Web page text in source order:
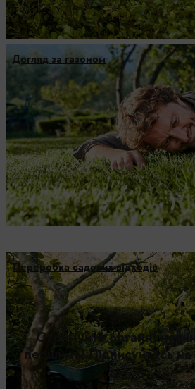
Догляд за газоном
Переробка садових відходів
Отримуйте останні
першими! Підписуйтесь на